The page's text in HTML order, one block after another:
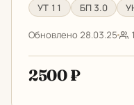
УТ 11 БП 3.0
Обновлено 28.03.25
2500 ₽